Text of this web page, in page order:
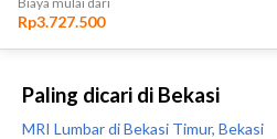
Paling dicari di Bekasi
MRI Lumbar di Bekasi Timur, Bekasi